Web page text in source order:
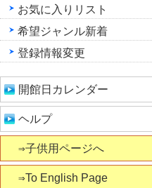
お気に入りリスト
希望ジャンル新着
登録情報変更
開館日カレンダー
ヘルプ
⇒子供用ページへ
⇒To English Page